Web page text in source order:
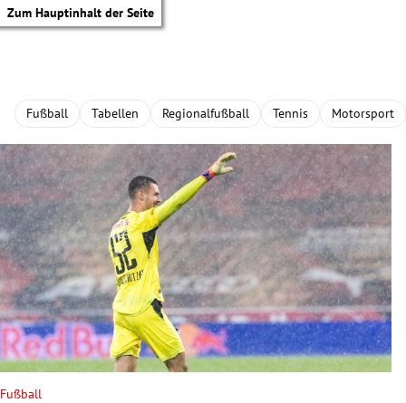
Zum Hauptinhalt der Seite
Fußball Tabellen Regionalfußball Tennis Motorsport
Fußball